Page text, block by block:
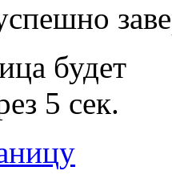
будет
5 сек.